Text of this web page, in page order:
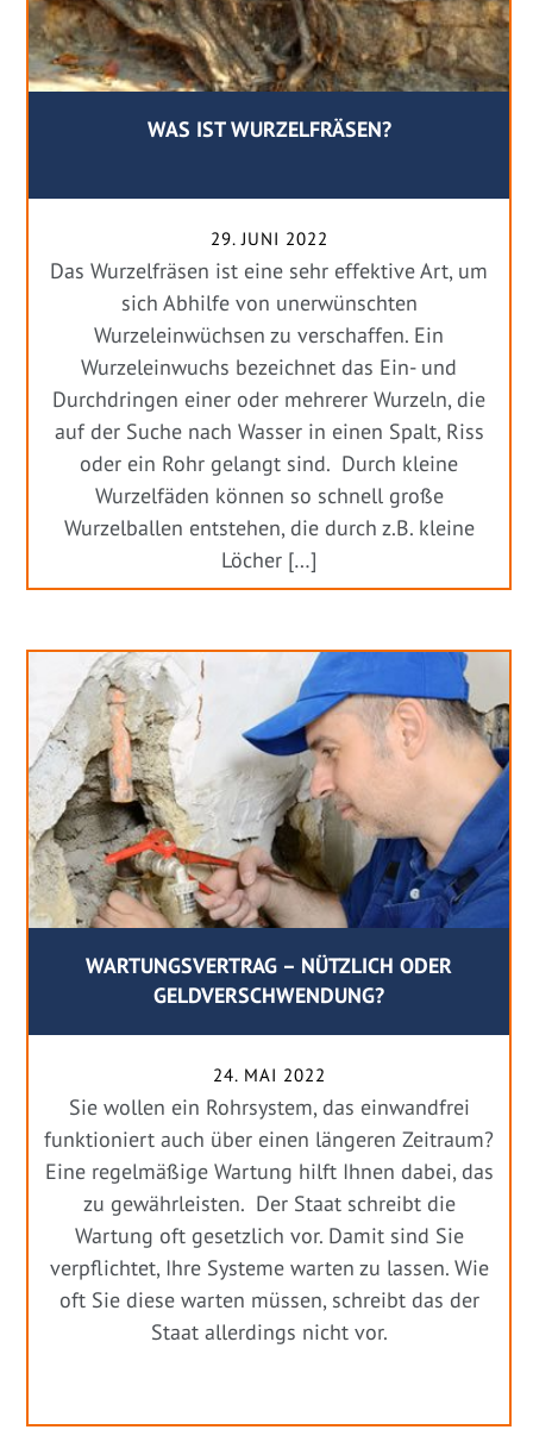
WAS IST WURZELFRÄSEN?
29. JUNI 2022
Das Wurzelfräsen ist eine sehr effektive Art, um
sich Abhilfe von unerwünschten
Wurzeleinwüchsen zu verschaffen. Ein
Wurzeleinwuchs bezeichnet das Ein- und
Durchdringen einer oder mehrerer Wurzeln, die
auf der Suche nach Wasser in einen Spalt, Riss
oder ein Rohr gelangt sind. Durch kleine
Wurzelfäden können so schnell große
Wurzelballen entstehen, die durch z.B. kleine
Löcher […]
WARTUNGSVERTRAG – NÜTZLICH ODER
GELDVERSCHWENDUNG?
24. MAI 2022
Sie wollen ein Rohrsystem, das einwandfrei
funktioniert auch über einen längeren Zeitraum?
Eine regelmäßige Wartung hilft Ihnen dabei, das
zu gewährleisten. Der Staat schreibt die
Wartung oft gesetzlich vor. Damit sind Sie
verpflichtet, Ihre Systeme warten zu lassen. Wie
oft Sie diese warten müssen, schreibt das der
Staat allerdings nicht vor.